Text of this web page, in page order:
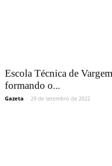
Escola Técnica de
formando o...
Gazeta - 29 de setembro de 2022